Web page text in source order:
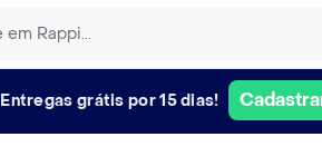
Entregas grátis por 15 dias!